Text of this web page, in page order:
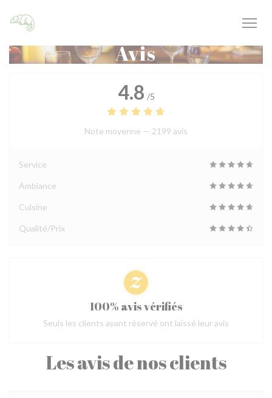
Avis
Les avis de nos clients
4.8 /5
Note moyenne — 2199 avis
Service
Ambiance
Cuisine
Qualité/Prix
100% avis vérifiés
Seuls les clients ayant réservé ont laissé leur avis